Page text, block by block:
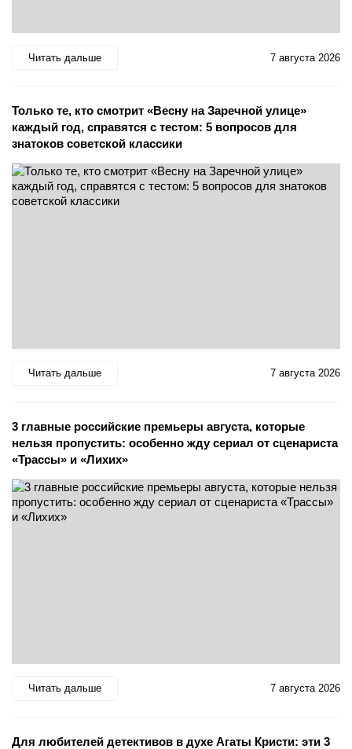
Читать дальше 7 августа 2026
Только те, кто смотрит «Весну на Заречной улице»
каждый год, справятся с тестом: 5 вопросов для
знатоков советской классики
Читать дальше 7 августа 2026
3 главные российские премьеры августа, которые
нельзя пропустить: особенно жду сериал от сценариста
«Трассы» и «Лихих»
Читать дальше 7 августа 2026
Для любителей детективов в духе Агаты Кристи: эти 3